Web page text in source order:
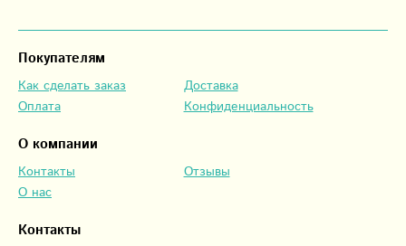
Контакты
Покупателям
Как сделать заказ
Оплата
Доставка
Конфиденциальность
О компании
Контакты
О нас
Отзывы